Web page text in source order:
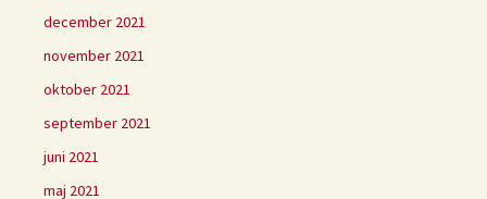
december 2021
november 2021
oktober 2021
september 2021
juni 2021
maj 2021